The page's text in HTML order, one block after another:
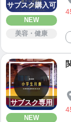
サブスク購入可
NEW
美容・健康
サブスク専用
NEW